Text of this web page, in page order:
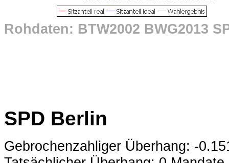
Rohdaten: BTW2002 BWG2013
SPD Berlin
Gebrochenzahliger Überhang: -